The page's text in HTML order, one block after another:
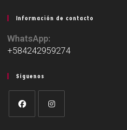
Información de contacto
WhatsApp:
+584242959274
Síguenos